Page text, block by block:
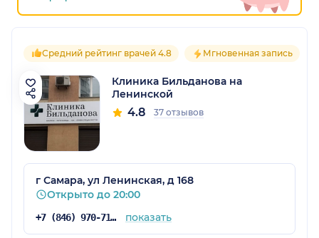
Средний рейтинг врачей 4.8 Мгновенная запись
Клиника Бильданова на
Ленинской
4.8 37 отзывов
г Самара, ул Ленинская, д 168
Открыто до 20:00
+7 (846) 970-71-47 показать